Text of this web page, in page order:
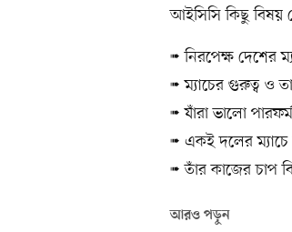
আইসিসি কিছু বিষয়
➠নিরপেক্ষ দেশের
➠ম্যাচের গুরুত্ব ও
➠যাঁরা ভালো
➠ একই দলের ম্যাচে
➠তাঁর কাজের চাপ
আরও পড়ুন